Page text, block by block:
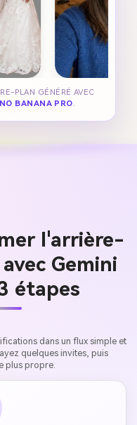
PLAN GÉNÉRÉ AVEC
BANANA PRO.
l'arrière-
Gemini
étapes
dans un flux simple et
quelques invites, puis
plus propre.